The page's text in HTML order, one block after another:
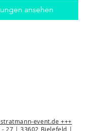
ansehen
event.de +++
- 27 | 33602 Bielefeld |